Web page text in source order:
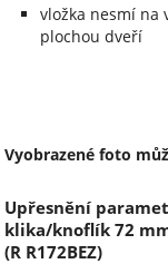
vložka nesmí na
plochou dveří
Vyobrazené foto
Upřesnění
klika/knoflík 72
(R R172BEZ)